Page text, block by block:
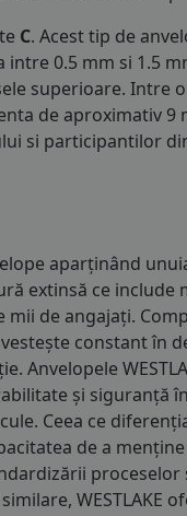
C. Acest tip de
0.5 mm si 1.5
superioare. Intre
de aproximativ
si participantilor
aparținând
extinsă ce include
de angajați.
constant în
Anvelopele
și siguranță
Ceea ce
de a
WESTLAKE